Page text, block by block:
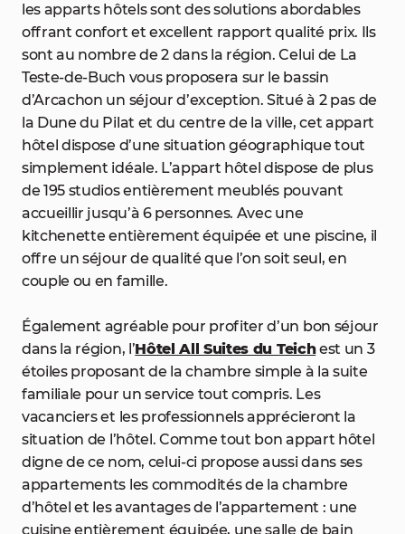
les apparts hôtels sont des solutions abordables
offrant confort et excellent rapport qualité prix. Ils
sont au nombre de 2 dans la région. Celui de La
Teste-de-Buch vous proposera sur le bassin
d’Arcachon un séjour d’exception. Situé à 2 pas de
la Dune du Pilat et du centre de la ville, cet appart
hôtel dispose d’une situation géographique tout
simplement idéale. L’appart hôtel dispose de plus
de 195 studios entièrement meublés pouvant
accueillir jusqu’à 6 personnes. Avec une
kitchenette entièrement équipée et une piscine, il
offre un séjour de qualité que l’on soit seul, en
couple ou en famille.
Également agréable pour profiter d’un bon séjour
dans la région, l’Hôtel All Suites du Teichest un 3
étoiles proposant de la chambre simple à la suite
familiale pour un service tout compris. Les
vacanciers et les professionnels apprécieront la
situation de l’hôtel. Comme tout bon appart hôtel
digne de ce nom, celui-ci propose aussi dans ses
appartements les commodités de la chambre
d’hôtel et les avantages de l’appartement : une
cuisine entièrement équipée, une salle de bain